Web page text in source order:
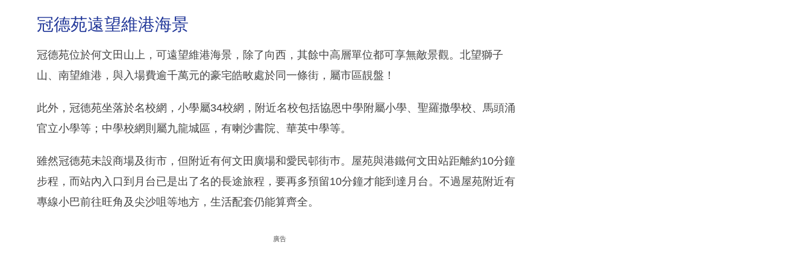
冠德苑遠望維港海景
冠德苑位於何文田山上，可遠望維港海景，除了向西，其餘中高層單位都可享無敵景觀。北望獅子
山、南望維港，與入場費逾千萬元的豪宅皓畋處於同一條街，屬市區靚盤！
此外，冠德苑坐落於名校網，小學屬34校網，附近名校包括協恩中學附屬小學、聖羅撒學校、馬頭涌
官立小學等；中學校網則屬九龍城區，有喇沙書院、華英中學等。
雖然冠德苑未設商場及街市，但附近有何文田廣場和愛民邨街巿。屋苑與港鐵何文田站距離約10分鐘
步程，而站內入口到月台已是出了名的長途旅程，要再多預留10分鐘才能到達月台。不過屋苑附近有
專線小巴前往旺角及尖沙咀等地方，生活配套仍能算齊全。
廣告